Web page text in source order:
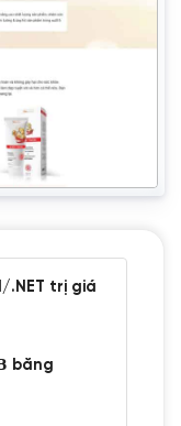
.NET trị giá
băng